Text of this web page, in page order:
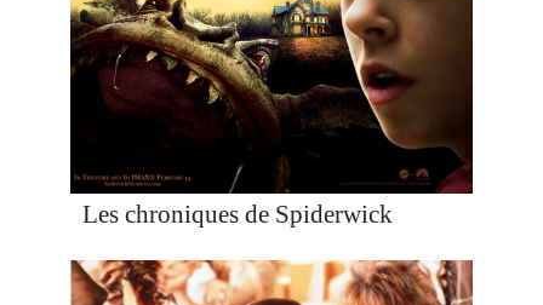
Les chroniques de Spiderwick